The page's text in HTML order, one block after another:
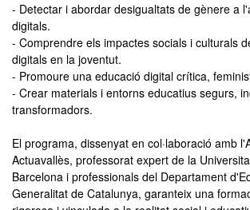
- Detectar i abordar desigualtats de gènere a
digitals.
- Comprendre els impactes socials i culturals
digitals en la joventut.
- Promoure una educació digital crítica,
- Crear materials i entorns educatius segurs,
transformadors.
El programa, dissenyat en col·laboració amb
Actuavallès, professorat expert de la
Barcelona i professionals del Departament
Generalitat de Catalunya, garanteix una